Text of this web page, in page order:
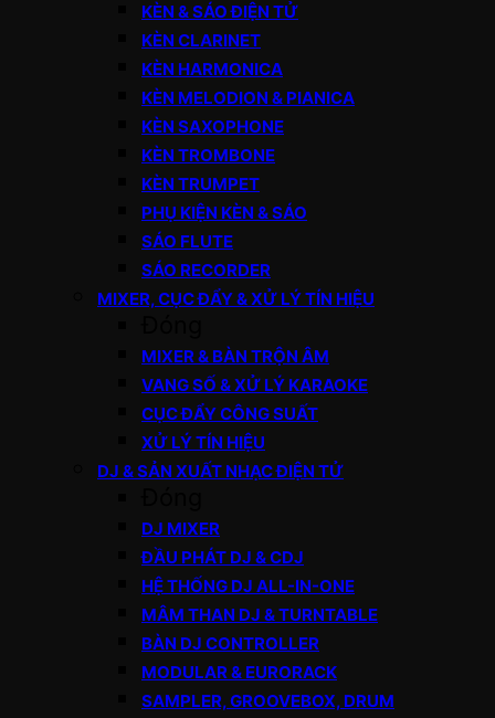
KÈN & SÁO ĐIỆN TỬ
KÈN CLARINET
KÈN HARMONICA
KÈN MELODION & PIANICA
KÈN SAXOPHONE
KÈN TROMBONE
KÈN TRUMPET
PHỤ KIỆN KÈN & SÁO
SÁO FLUTE
SÁO RECORDER
MIXER, CỤC ĐẨY & XỬ LÝ TÍN HIỆU
MIXER & BÀN TRỘN ÂM
VANG SỐ & XỬ LÝ KARAOKE
CỤC ĐẨY CÔNG SUẤT
XỬ LÝ TÍN HIỆU
DJ & SẢN XUẤT NHẠC ĐIỆN TỬ
DJ MIXER
ĐẦU PHÁT DJ & CDJ
HỆ THỐNG DJ ALL-IN-ONE
MÂM THAN DJ & TURNTABLE
BÀN DJ CONTROLLER
MODULAR & EURORACK
SAMPLER, GROOVEBOX, DRUM